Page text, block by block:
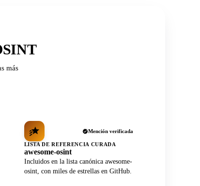
más
Mención verificada
LISTA DE REFERENCIA CURADA
awesome-osint
Incluidos en la lista canónica awesome-
osint, con miles de estrellas en GitHub.